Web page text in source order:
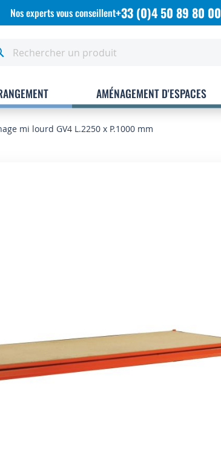
AllezNos experts vous conseillent+33 (0)4 50 89 80 00
AMÉNAGEMENT D'ESPACES
mi lourd GV4 L.2250 x P.1000 mm